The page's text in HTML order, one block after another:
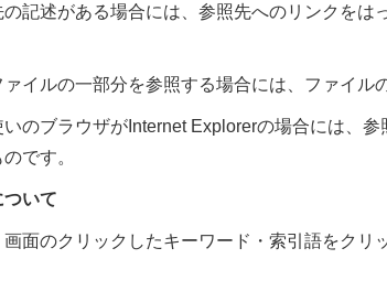
記述がある場合には、参照先へのリンクを
イルの一部分を参照する場合には、ファイル
いのブラウザがInternet Explorerの場合には、
です。
ついて
画面のクリックしたキーワード・索引語をク